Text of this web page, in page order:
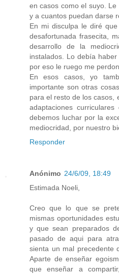
en casos como el suyo.
y a cuantos puedan darse
En mi disculpa le diré
desafortunada frasecita,
desarrollo de la
instalados. Lo debía
por eso le ruego me
En esos casos, yo
importante son otras
para el resto de los casos,
adaptaciones
debemos luchar por la
mediocridad, por nuestro
Responder
Anónimo 24/6/09, 18:49
Estimada Noeli,
Creo que lo que se
mismas oportunidades
y que sean preparados
pasado de aqui para
sienta un mal precedente
Aparte de enseñar
que enseñar a